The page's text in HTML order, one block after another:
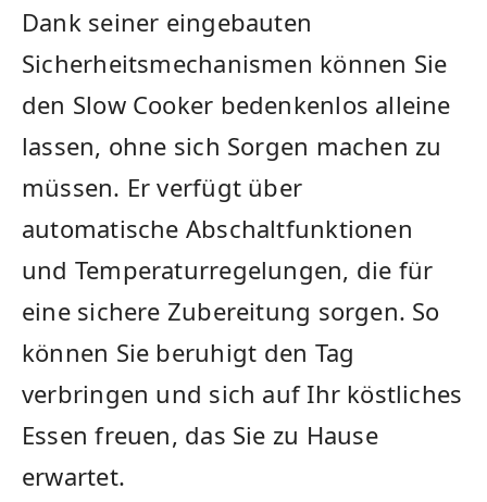
Dank seiner eingebauten
Sicherheitsmechanismen können Sie
den Slow Cooker bedenkenlos alleine
lassen, ohne sich Sorgen machen zu
müssen. Er verfügt über
automatische Abschaltfunktionen
und Temperaturregelungen, die für
eine sichere Zubereitung sorgen. So
können Sie beruhigt ⁣den Tag
verbringen und sich ‌auf Ihr köstliches
Essen freuen, das Sie zu ⁣Hause
erwartet.